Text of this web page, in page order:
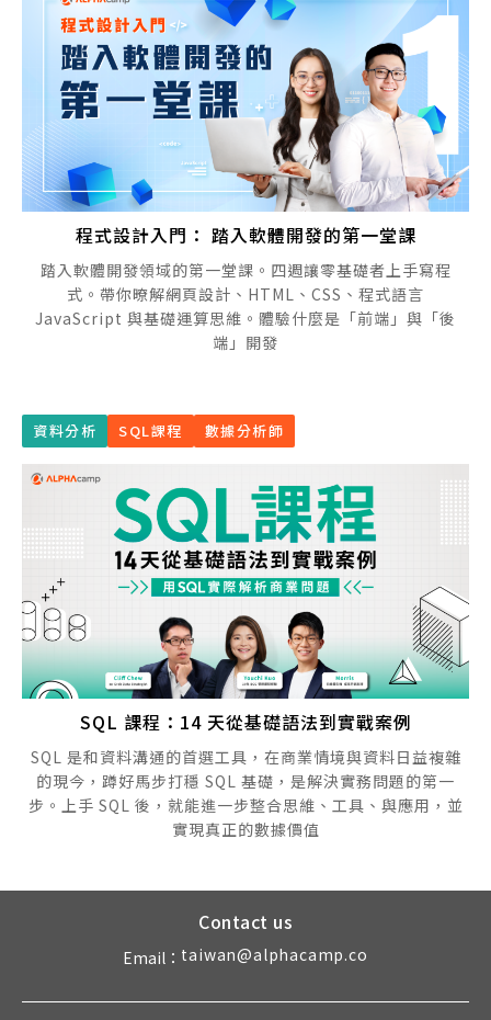
程式設計入門： 踏入軟體開發的第一堂課
踏入軟體開發領域的第一堂課。四週讓零基礎者上手寫程
式。帶你暸解網頁設計、HTML、CSS、程式語言
JavaScript 與基礎運算思維。體驗什麼是「前端」與「後
端」開發
資料分析 SQL課程 數據分析師
SQL 課程：14 天從基礎語法到實戰案例
SQL 是和資料溝通的首選工具，在商業情境與資料日益複雜
的現今，蹲好馬步打穩 SQL 基礎，是解決實務問題的第一
步。上手 SQL 後，就能進一步整合思維、工具、與應用，並
實現真正的數據價值
Contact us
Email： taiwan@alphacamp.co